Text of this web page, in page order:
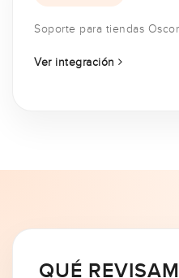
Soporte para tiendas
Ver integración
QUÉ